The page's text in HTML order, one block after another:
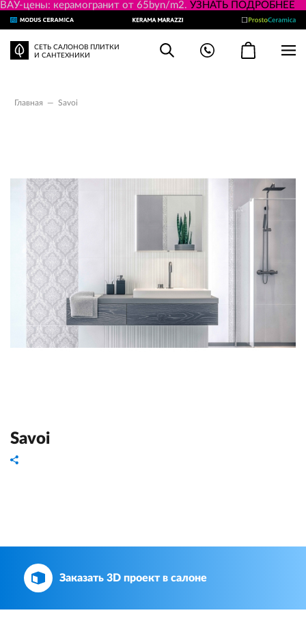
ВАУ-цены: керамогранит от 65byn/m2. УЗНАТЬ ПОДРОБНЕЕ
СЕТЬ САЛОНОВ ПЛИТКИ
И САНТЕХНИКИ
Главная — Savoi
Savoi
Заказать 3D проект в салоне